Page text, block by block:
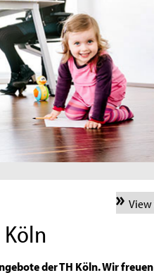
Beruf, Studium
Zentrale
Family
der TH Köln. Wir